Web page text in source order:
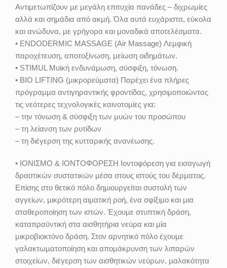
Αντιµετωπίζουν µε µεγάλη επιτυχία πανάδες – διχρωµίες
αλλά και σηµάδια από ακµή. Όλα αυτά ευχάριστα, εύκολα
και ανώδυνα, µε γρήγορα και µοναδικά αποτελέσµατα.
• ENDODERMIC MASSAGE (Air Massage) Λεµφική
παροχέτευση, αποτοξίνωση, µείωση οιδηµάτων.
• STIMUL Μυϊκή ενδυνάµωση, σύσφιξη, τόνωση.
• BIO LIFTING (µικρορεύµατα) Παρέχει ένα πλήρες
πρόγραµµα αντιγηραντικής φροντίδας, χρησιµοποιώντας
τις νεότερες τεχνολογικές καινοτοµίες για:
– την τόνωση & σύσφιξη των µυών του προσώπου
– τη λείανση των ρυτίδων
– τη διέγερση της κυτταρικής ανανέωσης.
• ΙΟΝΙΣΜΟ & ΙΟΝΤΟΦΟΡΕΣΗ Ιοντοφόρεση για εισαγωγή
δραστικών συστατικών µέσα στους ιστούς του δέρµατος.
Επίσης στο θετικό πόλο δηµιουργείται συστολή των
αγγείων, µικρότερη αιµατική ροή, ένα σφίξιµο και µια
σταθεροποίηση των ιστών. Έχουµε στυπτική δράση,
καταπραϋντική στα αισθητήρια νεύρα και µία
µικροβιοκτόνο δράση. Στον αρνητικό πόλο έχουµε
γαλακτωµατοποίηση και αποµάκρυνση των λιπαρών
στοιχείων, διέγερση των αισθητικών νεύρων, µαλακότητα